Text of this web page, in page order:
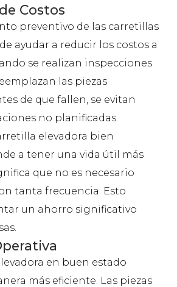
Costos
preventivo de las carretillas
ayudar a reducir los costos a
se realizan inspecciones
las piezas
de que fallen, se evitan
no planificadas.
elevadora bien
a tener una vida útil más
que no es necesario
tanta frecuencia. Esto
un ahorro significativo
en buen estado
más eficiente. Las piezas